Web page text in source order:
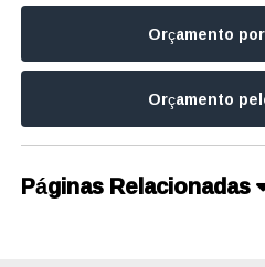
Orçamento
Orçamento
Páginas Relacionadas